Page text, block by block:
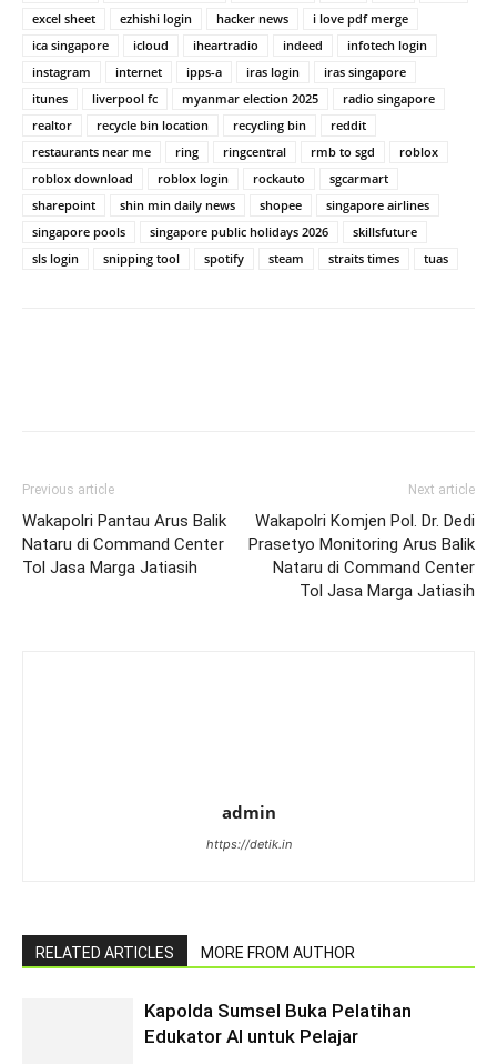
excel sheet ezhishi login hacker news
i love pdf merge
ica singapore
icloud iheartradio indeed
infotech login
instagram
internet ipps-a iras login
iras singapore
itunes
liverpool fc myanmar election 2025
radio singapore
realtor
recycle bin location recycling bin
reddit
restaurants near me
ring ringcentral rmb to sgd
roblox
roblox download
roblox login rockauto
sgcarmart
sharepoint
shin min daily news shopee
singapore airlines
singapore pools
singapore public holidays 2026
skillsfuture
sls login
snipping tool spotify steam straits times tuas
Previous article
Wakapolri Pantau Arus Balik
Nataru di Command Center
Tol Jasa Marga Jatiasih
Next article
Wakapolri Komjen Pol. Dr. Dedi
Prasetyo Monitoring Arus Balik
Nataru di Command Center
Tol Jasa Marga Jatiasih
admin
https://detik.in
RELATED ARTICLES MORE FROM AUTHOR
Kapolda Sumsel Buka Pelatihan
Edukator AI untuk Pelajar